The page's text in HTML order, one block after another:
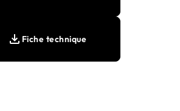
Fiche technique